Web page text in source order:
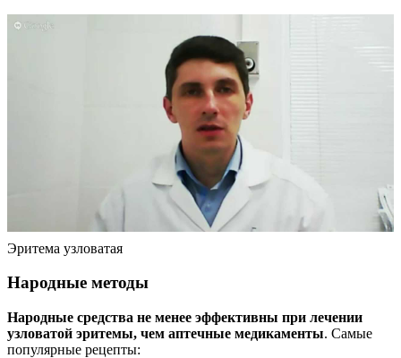
Эритема узловатая
Народные методы
Народные средства не менее эффективны при лечении
узловатой эритемы, чем аптечные медикаменты. Самые
популярные рецепты: